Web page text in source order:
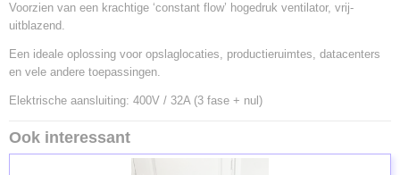
Voorzien van een krachtige ‘constant flow’ hogedruk ventilator, vrij-
uitblazend.
Een ideale oplossing voor opslaglocaties, productieruimtes, datacenters
en vele andere toepassingen.
Elektrische aansluiting: 400V / 32A (3 fase + nul)
Ook interessant